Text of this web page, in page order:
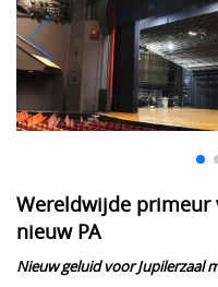
Wereldwijde primeur
nieuw PA
Nieuw geluid voor Jupilerzaal